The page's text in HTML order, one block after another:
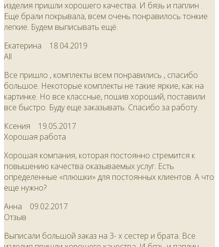
изделия пришли хорошего качества. И бязь и паплин .
Еще брали покрывала, всем очень понравилось тонкие
легкие. Будем выписывать ещё.
Екатерина 18.04.2019
All
Все пришло , комплекты всем понравились , спасибо
большое. Некоторые комплекты не такие яркие, как на
картинке. Но все классные, пошив хороший, поставили
все быстро. Буду еще заказывать. Спасибо за работу.
Ксения 19.05.2017
Хорошая работа
Хорошая компания, которая постоянно стремится к
повышению качества оказываемых услуг. Есть
определенные «плюшки» для постоянных клиентов. А что
еще нужно?
Анна 09.02.2017
Отзыв
Выписали большой заказ на 3- х сестер и брата. Все